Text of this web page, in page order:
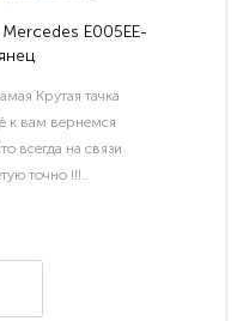
E005EE-
Крутая тачка
к вам вернемся
всегда на связи
точно !!!..